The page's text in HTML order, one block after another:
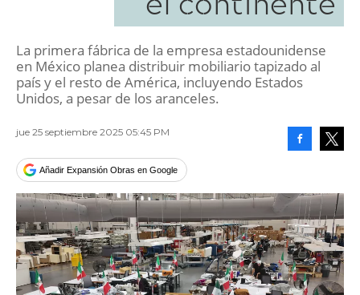
La primera fábrica de la empresa estadounidense
en México planea distribuir mobiliario tapizado al
país y el resto de América, incluyendo Estados
Unidos, a pesar de los aranceles.
jue 25 septiembre 2025 05:45 PM
Añadir Expansión Obras en Google